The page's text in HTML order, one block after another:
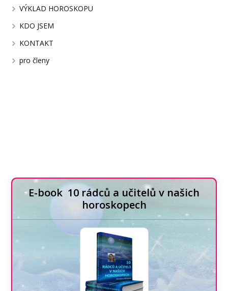
VÝKLAD HOROSKOPU
KDO JSEM
KONTAKT
pro členy
E-book 10 rádců a učitelů v našich
horoskopech